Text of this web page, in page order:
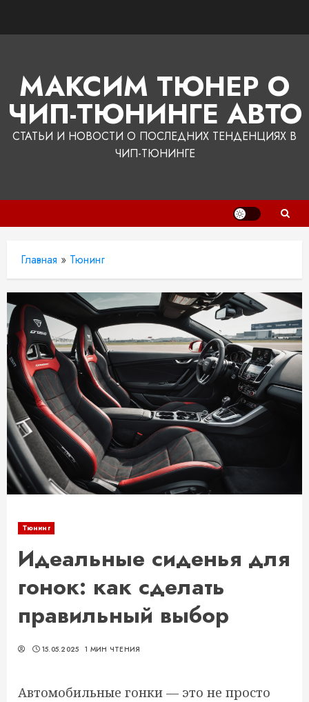
МАКСИМ ТЮНЕР О
ЧИП-ТЮНИНГЕ АВТО
СТАТЬИ И НОВОСТИ О ПОСЛЕДНИХ ТЕНДЕНЦИЯХ В
ЧИП-ТЮНИНГЕ
Главная » Тюнинг
Тюнинг
Идеальные сиденья для
гонок: как сделать
правильный выбор
15.05.2025 1 МИН ЧТЕНИЯ
Автомобильные гонки — это не просто